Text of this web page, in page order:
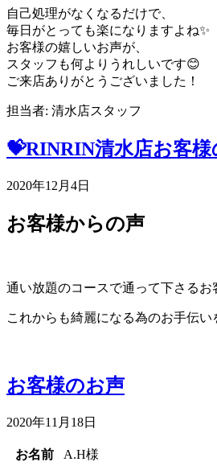
自己処理がなくなるだけで、
毎日がとっても楽になりますよね✨
お客様の嬉しいお声が、
スタッフも何よりうれしいです😊
ご来店ありがとうございました！
担当者: 清水店スタッフ
💝RINRIN清水店お客
2020年12月4日
お客様からの声
通い放題のコースで通って下さるお
これからも綺麗になる為のお手伝い
担当者
お客様のお声
2020年11月18日
お名前
A.H様